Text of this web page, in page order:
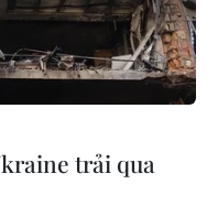
trải qua